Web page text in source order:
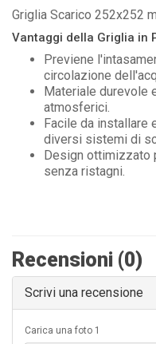
Griglia Scarico 252x252
Vantaggi della Griglia in
Previene
circolazione
Materiale durevole
atmosferici.
Facile da installare
diversi sistemi di
Design ottimizzato
senza ristagni.
Recensioni (0)
Scrivi una recensione
Carica una foto 1